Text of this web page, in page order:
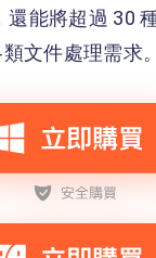
還能將超過 30
文件處理需求。